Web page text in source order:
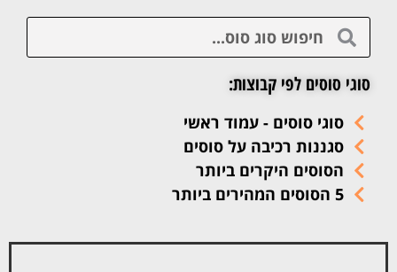
סוגי סוסים לפי קבוצות:
סוגי סוסים - עמוד ראשי
סגננות רכיבה על סוסים
הסוסים היקרים ביותר
5 הסוסים המהירים ביותר